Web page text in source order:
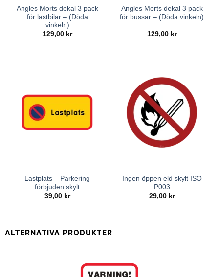
Angles Morts dekal 3 pack
för lastbilar – (Döda
vinkeln)
129,00 kr
Angles Morts dekal 3 pack
för bussar – (Döda vinkeln)
129,00 kr
Lastplats – Parkering
förbjuden skylt
39,00 kr
Ingen öppen eld skylt ISO
P003
29,00 kr